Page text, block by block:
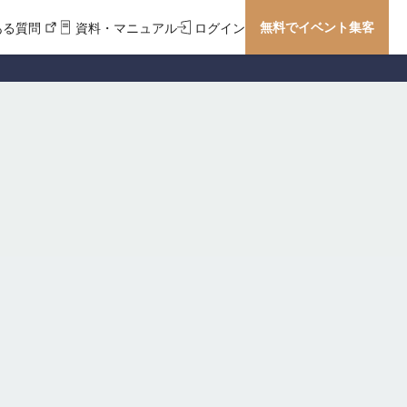
る質問 資料・マニュアル ログイン 無料でイベント集客